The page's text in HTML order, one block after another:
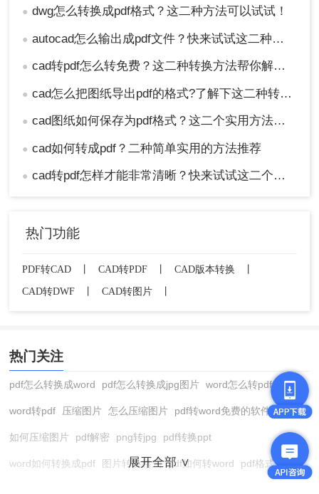
注意：上传和下载文件时，确保网络连接稳定，以
合要求，可以尝试调整输出选项或选择其他转换工
具进行尝试。
总结
以上就是cad转换pdf怎么转换的方法介绍了，将
CAD文件转换为PDF格式是设计师和工程师在工作
中常见的需求。使用专业CAD转换软件或在线CAD
转换工具都能满足这一需求。选择哪种方法取决于
过合理的选择和操作，可以高效地将CAD文件转换
为PDF格式，提高工作效率和交流效果。
● dwg怎么转换成pdf格式？这二种方法可以试试！
● autocad怎么输出成pdf文件？快来试试这二种方法吧！
● cad转pdf怎么转免费？这二种转换方法帮你解决！
● cad怎么把图纸导出pdf的格式?了解下这二种转换方法！
● cad图纸如何保存为pdf格式？这二个实用方法了解一下！
● cad如何转成pdf？二种简单实用的方法推荐
● cad转pdf怎样才能非常清晰？快来试试这二个方法出高清图纸！
热门功能
PDF转CAD CAD转PDF CAD版本转换
CAD转DWF
CAD转图片
热门关注
pdf怎么转换成word pdf怎么转换成jpg图片 word怎么转pdf
word转pdf 压缩图片 怎么压缩图片 pdf转word免费的软件
如何压缩图片 pdf解密 png转jpg pdf转换ppt
word如何转换成pdf 图片转换格式 pdf如何转word pdf格式转换
展开全部 ∨